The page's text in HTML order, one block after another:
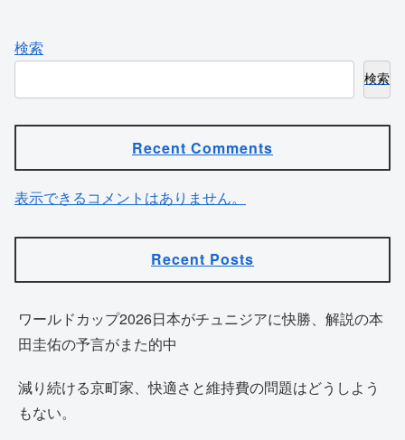
検索
検索
Recent Comments
表示できるコメントはありません。
Recent Posts
ワールドカップ2026日本がチュニジアに快勝、解説の本
田圭佑の予言がまた的中
減り続ける京町家、快適さと維持費の問題はどうしよう
もない。